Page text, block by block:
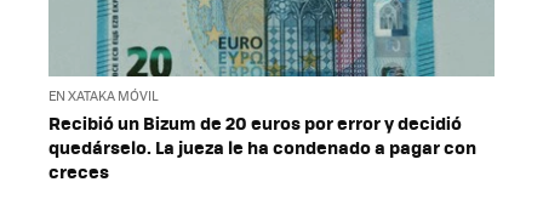
EN XATAKA MÓVIL
Recibió un Bizum de 20 euros por error y decidió
quedárselo. La jueza le ha condenado a pagar con
creces